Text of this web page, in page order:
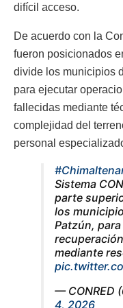
difícil acceso.
De acuerdo con la
fueron posicionados
divide los municipios
para ejecutar
fallecidas mediante
complejidad del
personal
Sistema
parte
los
Patzún,
mediante
— CONRED
4, 2026